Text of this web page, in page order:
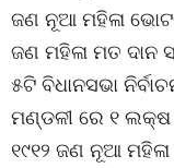
ଜଣ ନୂଆ ମହିଳା
ଜଣ ମହିଳା ମତ ଦାନ
୫ଟି ବିଧାନସଭା
ମଣ୍ଡଳୀ ରେ ୧ ଲକ୍ଷ
୧୯୧୨ ଜଣ ନୂଆ